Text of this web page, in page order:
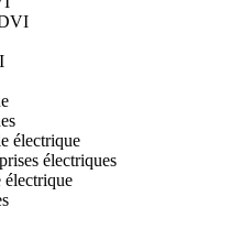
électrique
électriques
électrique